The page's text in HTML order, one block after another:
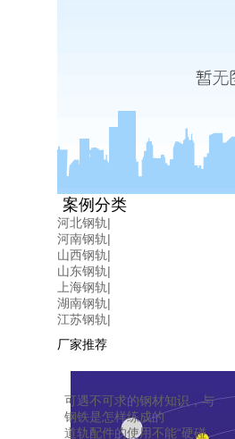
案例分类
河北钢轨|
河南钢轨|
山西钢轨|
山东钢轨|
上海钢轨|
湖南钢轨|
江苏钢轨|
厂家推荐
可遇不可求的钢材知识，与
钢铁是怎样练成的
道轨配件的使用不能“硬碰